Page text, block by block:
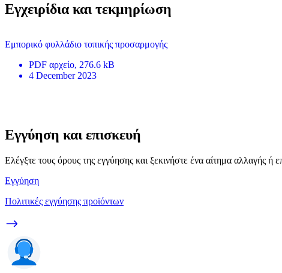
Εγχειρίδια και τεκμηρίωση
Εμπορικό φυλλάδιο τοπικής προσαρμογής
PDF αρχείο, 276.6 kB
4 December 2023
Εγγύηση και επισκευή
Ελέγξτε τους όρους της εγγύησης και ξεκινήστε ένα αίτημα αλλαγής ή
Εγγύηση
Πολιτικές εγγύησης προϊόντων